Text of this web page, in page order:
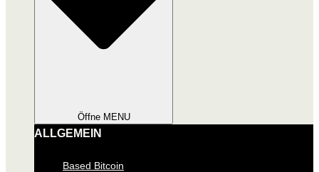
Öffne MENU
ALLGEMEIN
Based Bitcoin